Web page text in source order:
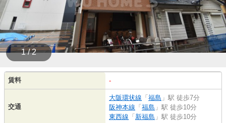
1 / 2
賃料 -
交通
大阪環状線 「 福島 」駅 徒歩7分
阪神本線 「 福島 」駅 徒歩10分
東西線 「 新福島 」駅 徒歩10分